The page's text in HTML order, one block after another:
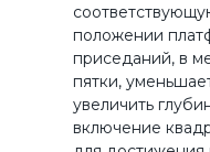
положении
приседаний, в
пятки,
увеличить
включение